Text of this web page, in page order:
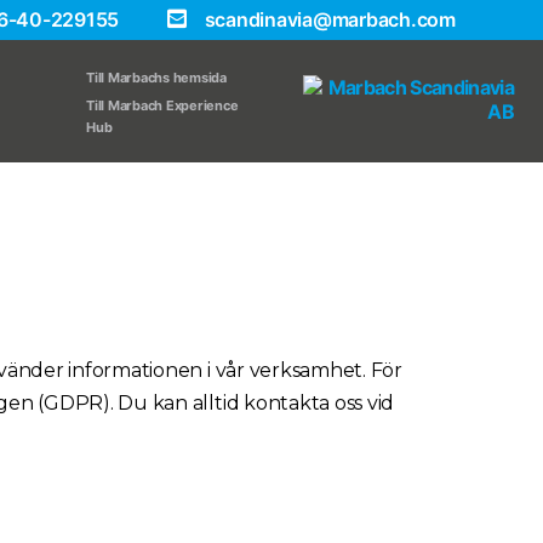
40-229155 scandinavia@marbach.com
Till Marbachs hemsida
Till Marbach Experience
Hub
informationen i vår verksamhet. För
(GDPR). Du kan alltid kontakta oss vid